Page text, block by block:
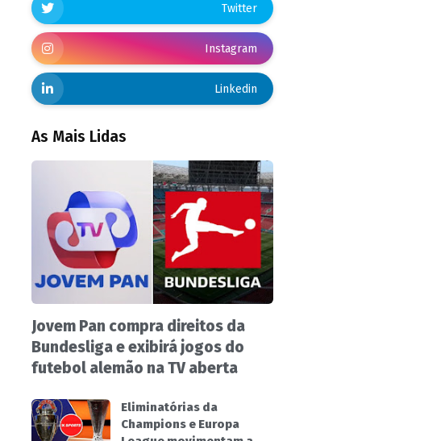
Twitter
Instagram
Linkedin
As Mais Lidas
Jovem Pan compra direitos da
Bundesliga e exibirá jogos do
futebol alemão na TV aberta
Eliminatórias da
Champions e Europa